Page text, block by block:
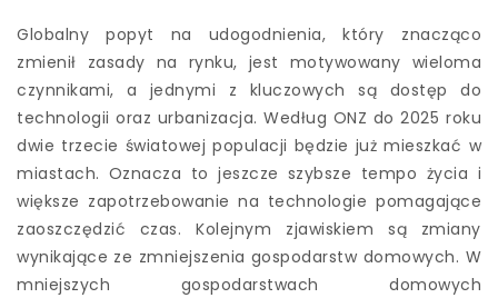
Globalny popyt na udogodnienia, który znacząco
zmienił zasady na rynku, jest motywowany wieloma
czynnikami, a jednymi z kluczowych są dostęp do
technologii oraz urbanizacja. Według ONZ do 2025 roku
dwie trzecie światowej populacji będzie już mieszkać w
miastach. Oznacza to jeszcze szybsze tempo życia i
większe zapotrzebowanie na technologie pomagające
zaoszczędzić czas. Kolejnym zjawiskiem są zmiany
wynikające ze zmniejszenia gospodarstw domowych. W
mniejszych gospodarstwach domowych